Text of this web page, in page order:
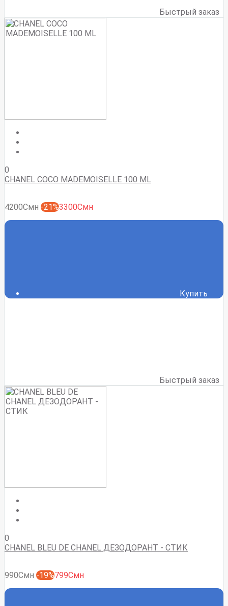
Быстрый заказ
0
CHANEL COCO MADEMOISELLE 100 ML
4200Смн -21%3300Смн
Купить
Быстрый заказ
0
CHANEL BLEU DE CHANEL ДЕЗОДОРАНТ - СТИК
990Смн -19%799Смн